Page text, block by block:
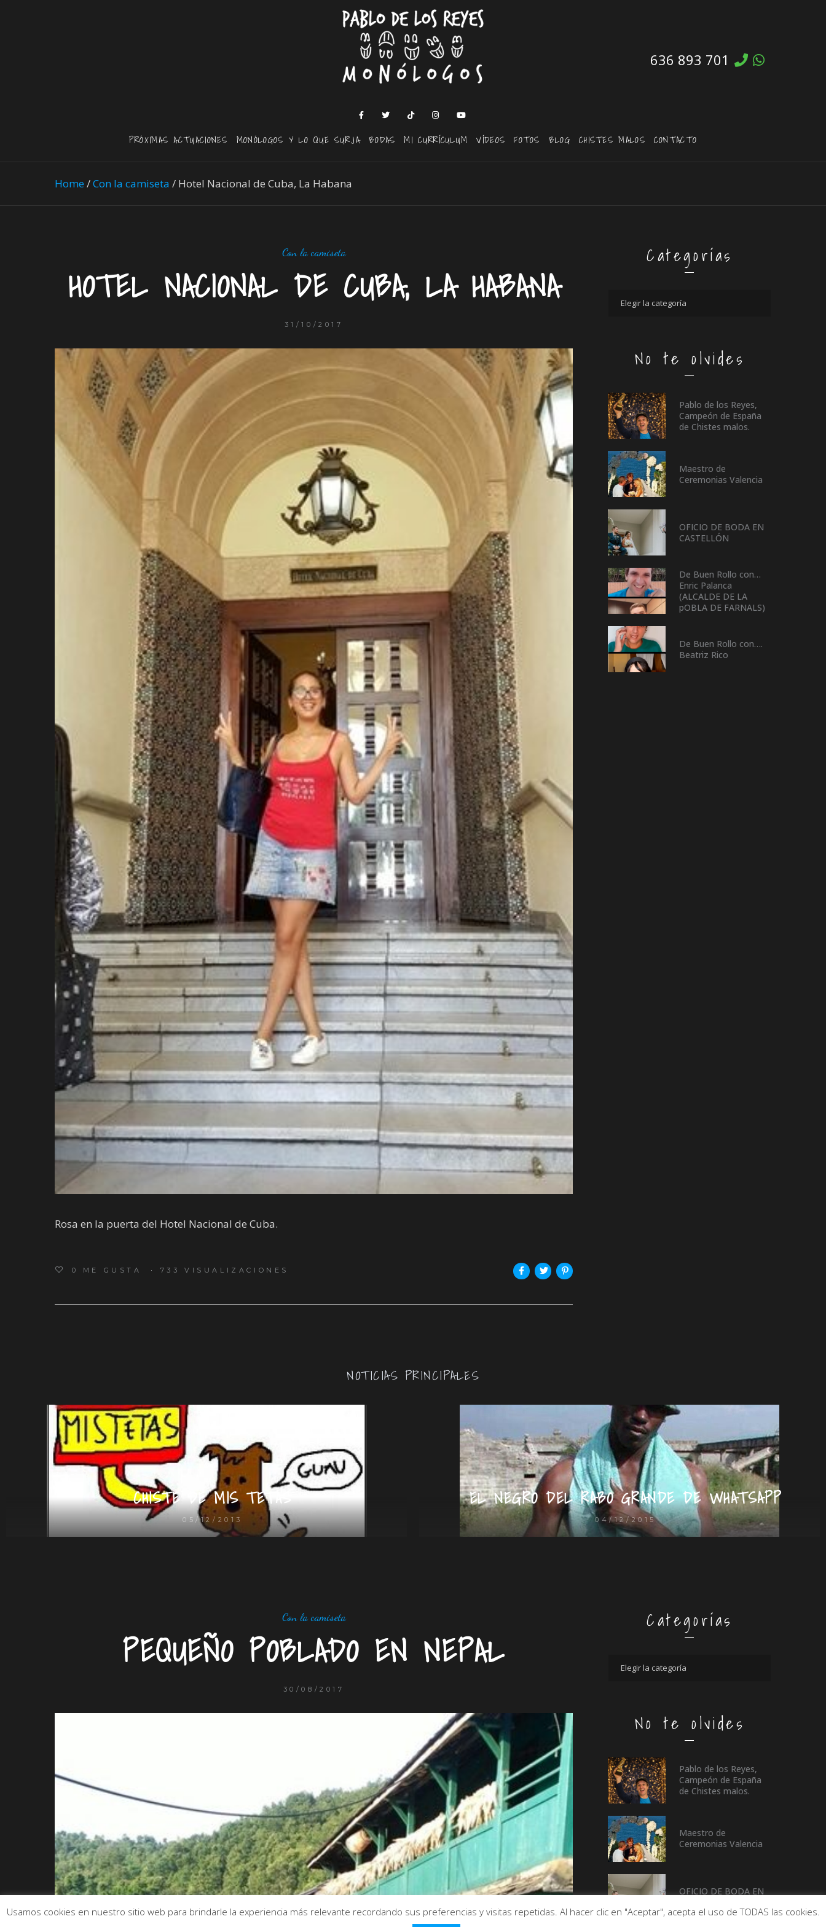
636 893 701
PRÓXIMAS ACTUACIONES MONÓLOGOS Y LO QUE SURJA BODAS MI CURRÍCULUM VÍDEOS FOTOS BLOG CHISTES MALOS CONTACTO
Home/Con la camiseta / Hotel Nacional de Cuba, La Habana
Con la camiseta
HOTEL NACIONAL DE CUBA, LA HABANA
31/10/2017
Rosa en la puerta del Hotel Nacional de Cuba.
0 ME GUSTA 733 VISUALIZACIONES
Categorías
No te olvides
Pablo de los Reyes,
Campeón de España
de Chistes malos.
Maestro de
Ceremonias Valencia
OFICIO DE BODA EN
CASTELLÓN
De Buen Rollo con…
Enric Palanca
(ALCALDE DE LA
pOBLA DE FARNALS)
De Buen Rollo con….
Beatriz Rico
NOTICIAS PRINCIPALES
CHISTE DE MIS TETAS
05/12/2013
EL NEGRO DEL RABO GRANDE DE WHATSAPP
04/12/2015
Con la camiseta
PEQUEÑO POBLADO EN NEPAL
30/08/2017
Categorías
No te olvides
Pablo de los Reyes,
Campeón de España
de Chistes malos.
Maestro de
Ceremonias Valencia
OFICIO DE BODA EN
Usamos cookies en nuestro sitio web para brindarle la experiencia más relevante recordando sus preferencias y visitas repetidas. Al hacer clic en "Aceptar", acepta el uso de TODAS las cookies.